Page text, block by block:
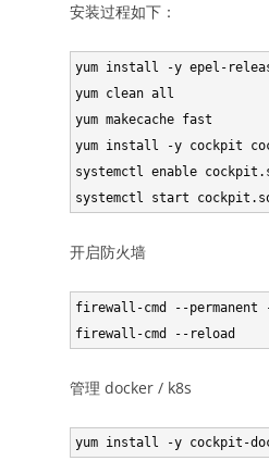
安装过程如下：
yum install -y epel-
yum clean all
yum makecache fast
yum install -y cockpit
systemctl enable
开启防火墙
firewall-cmd --permanent
管理 docker / k8s